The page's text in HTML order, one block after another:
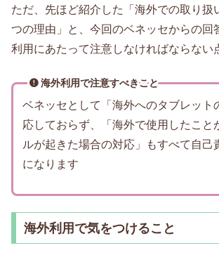
ただ、先ほど紹介した「海外での取り扱
つの理由」と、今回のベネッセからの回
利用にあたって注意しなければならない
海外利用で注意すべきこと
ベネッセとして「海外へのタブレット
応しておらず、「海外で使用したこと
ルが起きた場合の対応」もすべて自己
になります
海外利用で気をつけること